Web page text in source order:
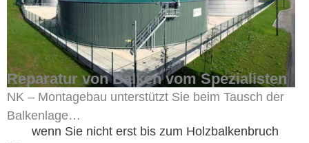
Reparatur von Balken vom Spezialisten
NK – Montagebau unterstützt Sie beim Tausch der
Balkenlage…
wenn Sie nicht erst bis zum Holzbalkenbruch